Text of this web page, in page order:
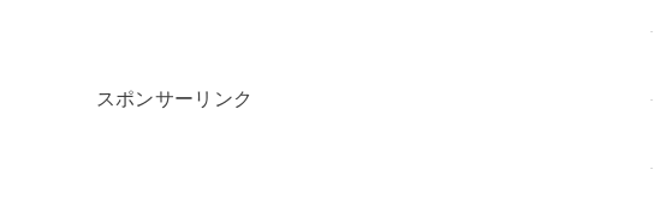
スポンサーリンク